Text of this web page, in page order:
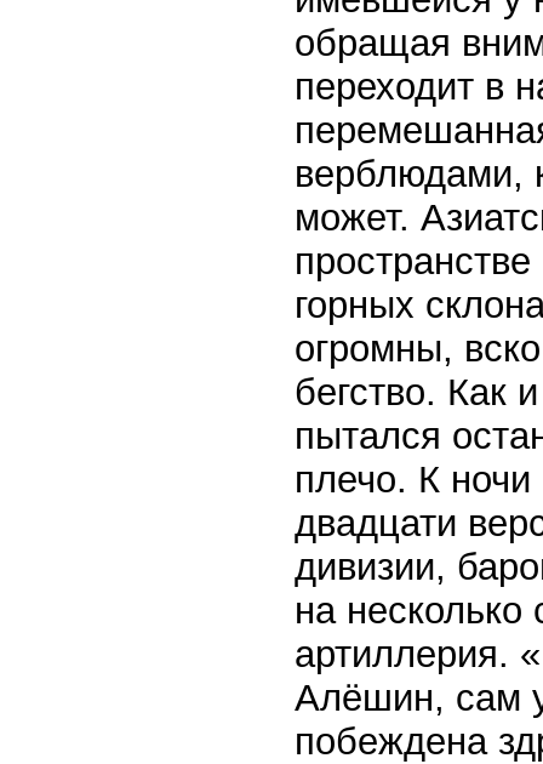
обращая
переходит в
верблюдами,
может.
горных
огромны,
бегство. Как
пытался
плечо. К
двадцати
дивизии,
на несколько
артиллерия.
Алёшин, сам
побеждена